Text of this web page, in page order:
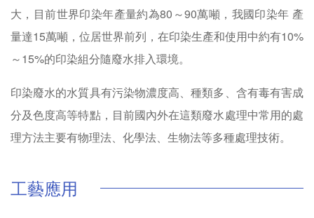
大，目前世界印染年產量約為80～90萬噸，我國印染年 產
量達15萬噸，位居世界前列，在印染生產和使用中約有10%
～15%的印染組分隨廢水排入環境。
印染廢水的水質具有污染物濃度高、種類多、含有毒有害成
分及色度高等特點，目前國內外在這類廢水處理中常用的處
理方法主要有物理法、化學法、生物法等多種處理技術。
工藝應用